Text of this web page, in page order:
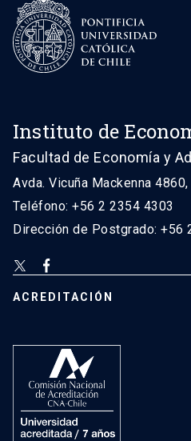
Instituto de
Facultad de Economía y
Avda. Vicuña Mackenna
Teléfono: +56 2 2354 4303
Dirección de Postgrado: +56
ACREDITACIÓN